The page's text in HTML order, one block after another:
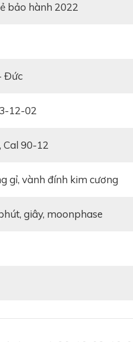
bảo hành 2022
Đức
12-02
Cal 90-12
gỉ, vành đính kim cương
phút, giây, moonphase